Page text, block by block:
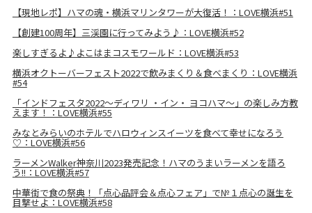
【現地レポ】ハマの魂・横浜マリンタワーが大復活！：LOVE横浜#51
【創建100周年】三渓園に行ってみよう♪：LOVE横浜#52
楽しすぎるよ♪よこはまコスモワールド：LOVE横浜#53
横浜オクトーバーフェスト2022で飲みまくり＆食べまくり：LOVE横浜
#54
「インドフェスタ2022～ディワリ ・イン・ ヨコハマ～」の楽しみ方教
えます！：LOVE横浜#55
みなとみらいのホテルでハロウィンスイーツを食べて幸せになろう
♡：LOVE横浜#56
ラーメンWalker神奈川2023発売記念！ハマのうまいラーメンを語ろ
う!!：LOVE横浜#57
中華街で食の祭典！「点心品評会＆点心フェア」で№１点心の誕生を
目撃せよ：LOVE横浜#58